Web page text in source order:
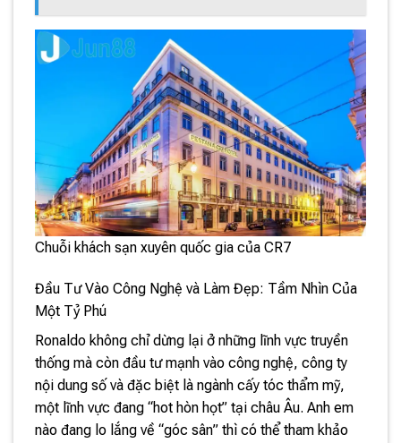
Chuỗi khách sạn xuyên quốc gia của CR7
Đầu Tư Vào Công Nghệ và Làm Đẹp: Tầm Nhìn Của
Một Tỷ Phú
Ronaldo không chỉ dừng lại ở những lĩnh vực truyền
thống mà còn đầu tư mạnh vào công nghệ, công ty
nội dung số và đặc biệt là ngành cấy tóc thẩm mỹ,
một lĩnh vực đang “hot hòn họt” tại châu Âu. Anh em
nào đang lo lắng về “góc sân” thì có thể tham khảo